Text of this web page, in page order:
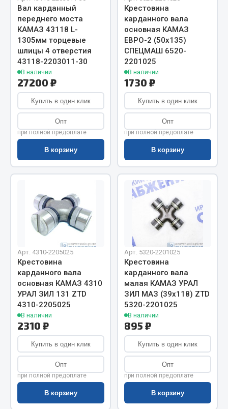
Весь раздел
Цепи подъёмные
Весь раздел
РТИ
Кольца уплотнительные
Лента конвейерная
Манжеты
Паронит
Прокладки
Рукава высокого давления
Показать ещё
Весь раздел
Автомобильная электрика
Автолампы
Блоки реле и предохранителей
Вилки нагрузочные
Выключатели и переключатели клавишные
Выключатели кнопочные
Выключатель массы
Изолента
Вал карданный
переднего моста
КАМАЗ 43118 L-
1305мм торцевые
шлицы 4 отверстия
43118-2203011-30
В наличии
27200 ₽
Купить в один клик
Опт
при полной предоплате
В корзину
Крестовина
карданного вала
основная КАМАЗ
ЕВРО-2 (50х135)
СПЕЦМАШ 6520-
2201025
В наличии
1730 ₽
Купить в один клик
Опт
при полной предоплате
В корзину
Арт. 4310-2205025
Крестовина
карданного вала
основная КАМАЗ 4310
УРАЛ ЗИЛ 131 ZTD
4310-2205025
В наличии
2310 ₽
Купить в один клик
Опт
при полной предоплате
В корзину
Арт. 5320-2201025
Крестовина
карданного вала
малая КАМАЗ УРАЛ
ЗИЛ МАЗ (39х118) ZTD
5320-2201025
В наличии
895 ₽
Купить в один клик
Опт
при полной предоплате
В корзину